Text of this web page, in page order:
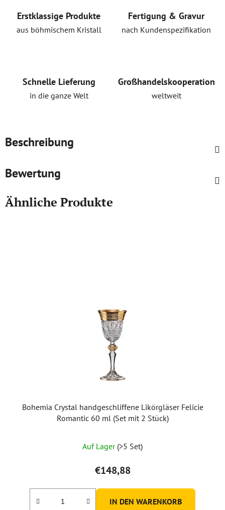
Erstklassige Produkte
aus böhmischem Kristall
Fertigung & Gravur
nach Kundenspezifikation
Schnelle Lieferung
in die ganze Welt
Großhandelskooperation
weltweit
Beschreibung
Bewertung
Ähnliche Produkte
Bohemia Crystal handgeschliffene Likörgläser Felicie
Romantic 60 ml (Set mit 2 Stück)
Auf Lager (>5 Set)
€148,88
IN DEN WARENKORB